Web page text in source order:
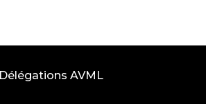
Délégations AVML